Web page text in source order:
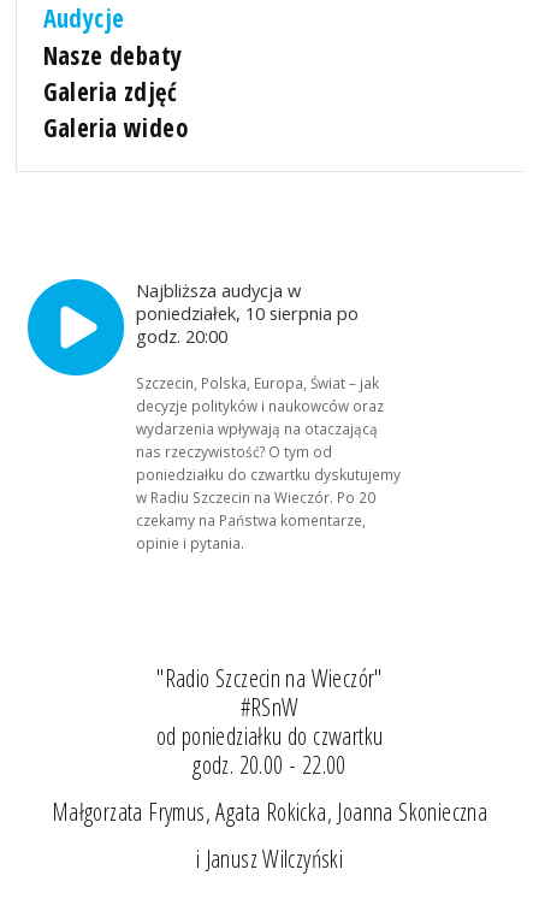
Audycje
Nasze debaty
Galeria zdjęć
Galeria wideo
Najbliższa audycja w
poniedziałek, 10 sierpnia po
godz. 20:00
Szczecin, Polska, Europa, Świat – jak
decyzje polityków i naukowców oraz
wydarzenia wpływają na otaczającą
nas rzeczywistość? O tym od
poniedziałku do czwartku dyskutujemy
w Radiu Szczecin na Wieczór. Po 20
czekamy na Państwa komentarze,
opinie i pytania.
"Radio Szczecin na Wieczór"
#RSnW
od poniedziałku do czwartku
godz. 20.00 - 22.00
Małgorzata Frymus, Agata Rokicka, Joanna Skonieczna
i Janusz Wilczyński